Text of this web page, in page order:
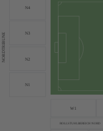
NORDTRIBUNE
W1
N1
N2
N3
N4
ROLLSTUHLBEREICH NORD